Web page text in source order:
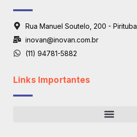
Rua Manuel Soutelo, 200 - Pirituba
inovan@inovan.com.br
(11) 94781-5882
Links Importantes